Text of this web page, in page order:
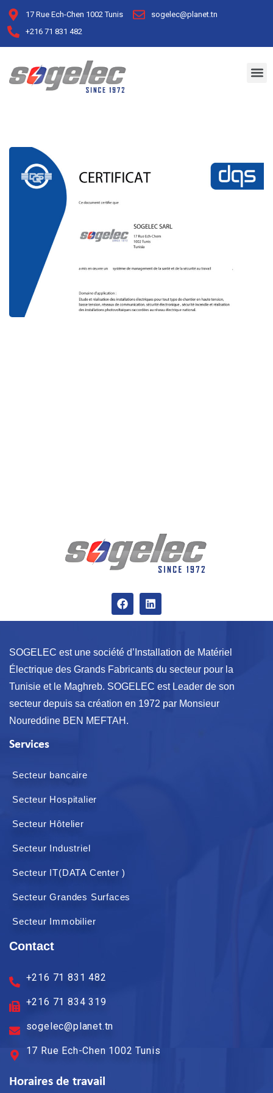
17 Rue Ech-Chen 1002 Tunis
sogelec@planet.tn
+216 71 831 482
SOGELEC est une société d’Installation de Matériel
Électrique des Grands Fabricants du secteur pour la
Tunisie et le Maghreb. SOGELEC est Leader de son
secteur depuis sa création en 1972 par Monsieur
Noureddine BEN MEFTAH.
Services
Secteur bancaire
Secteur Hospitalier
Secteur Hôtelier
Secteur Industriel
Secteur IT(DATA Center )
Secteur Grandes Surfaces
Secteur Immobilier
Contact
+216 71 831 482
+216 71 834 319
sogelec@planet.tn
17 Rue Ech-Chen 1002 Tunis
Horaires de travail